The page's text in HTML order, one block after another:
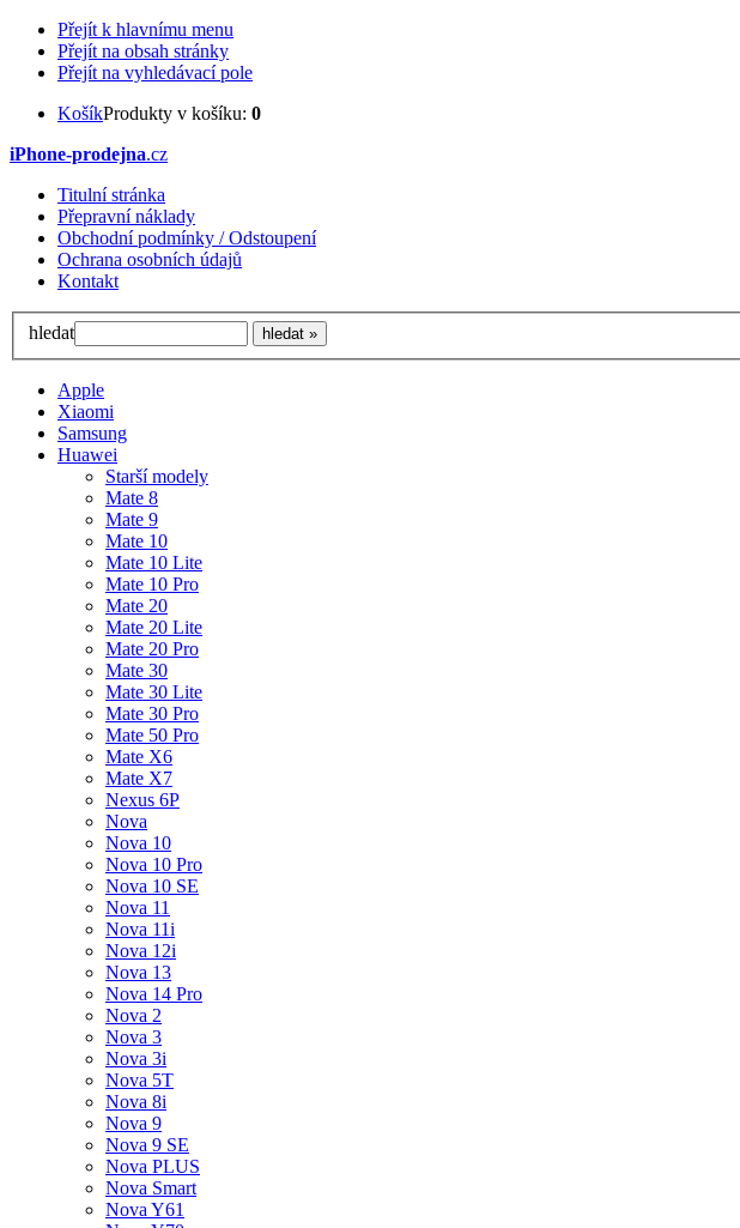
Přejít k hlavnímu menu
Přejít na obsah stránky
Přejít na vyhledávací pole
KošíkProdukty v košíku: 0
iPhone-prodejna.cz
Titulní stránka
Přepravní náklady
Obchodní podmínky / Odstoupení
Ochrana osobních údajů
Kontakt
hledat
Apple
Xiaomi
Samsung
Huawei
Starší modely
Mate 8
Mate 9
Mate 10
Mate 10 Lite
Mate 10 Pro
Mate 20
Mate 20 Lite
Mate 20 Pro
Mate 30
Mate 30 Lite
Mate 30 Pro
Mate 50 Pro
Mate X6
Mate X7
Nexus 6P
Nova
Nova 10
Nova 10 Pro
Nova 10 SE
Nova 11
Nova 11i
Nova 12i
Nova 13
Nova 14 Pro
Nova 2
Nova 3
Nova 3i
Nova 5T
Nova 8i
Nova 9
Nova 9 SE
Nova PLUS
Nova Smart
Nova Y61